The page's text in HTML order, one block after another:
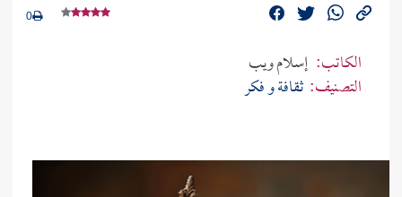
0
الكاتب: إسلام ويب
التصنيف: ثقافة و فكر